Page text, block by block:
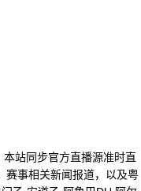
站同步官方直播源准时直
赛事相关新闻报道，以及粤